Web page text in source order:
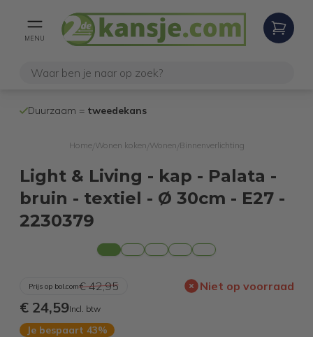
MENU
Duurzaam = tweedekans
Home/ Wonen koken Wonen Binnenverlichting
Light & Living - kap - Palata -
bruin - textiel - Ø 30cm - E27 -
2230379
Prijs op bol.com€ 42,95 Niet op voorraad
€ 24,59Incl. btw
Je bespaart 43%